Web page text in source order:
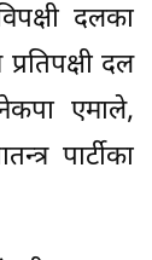
दलका
दल
एमाले,
पार्टीका